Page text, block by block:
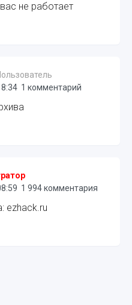
не работает
1 комментарий
1 994 комментария
ezhack.ru